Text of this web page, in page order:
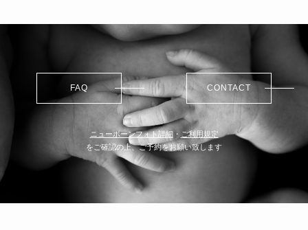
FAQ CONTACT
ニューボーンフォト詳細 ・ ご利用規定
をご確認の上、ご予約をお願い致します